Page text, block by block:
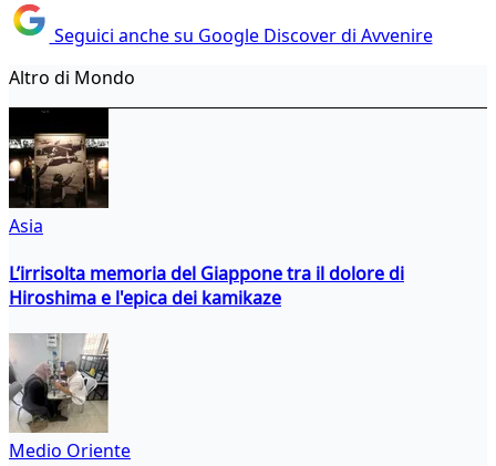
Seguici anche su Google Discover di Avvenire
Altro di Mondo
Asia
L’irrisolta memoria del Giappone tra il dolore di
Hiroshima e l'epica dei kamikaze
Medio Oriente